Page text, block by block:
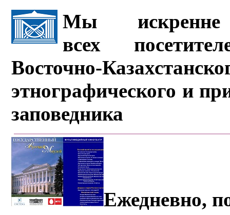
Мы искренне
всех
Восточно-
этнографического и
заповедника
Ежедневно,